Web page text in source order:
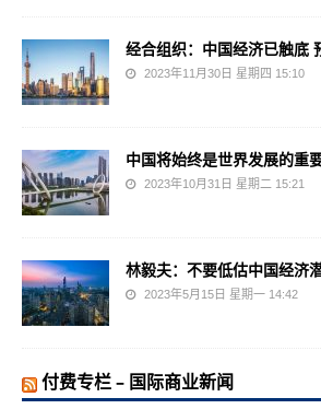
经合组织：中国经济已触底
2023年11月30日 星期四 15:10
中国将始终是世界发展的重
2023年10月31日 星期二 15:21
林毅夫：不要低估中国经济
2023年5月15日 星期一 14:42
付费专栏 – 国际商业新闻